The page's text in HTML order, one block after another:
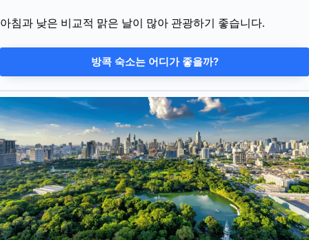
아침과 낮은 비교적 맑은 날이 많아 관광하기 좋습니다.
방콕 숙소는 어디가 좋을까?